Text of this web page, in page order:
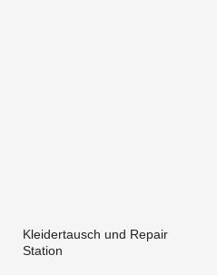
Kleidertausch und Repair
Station